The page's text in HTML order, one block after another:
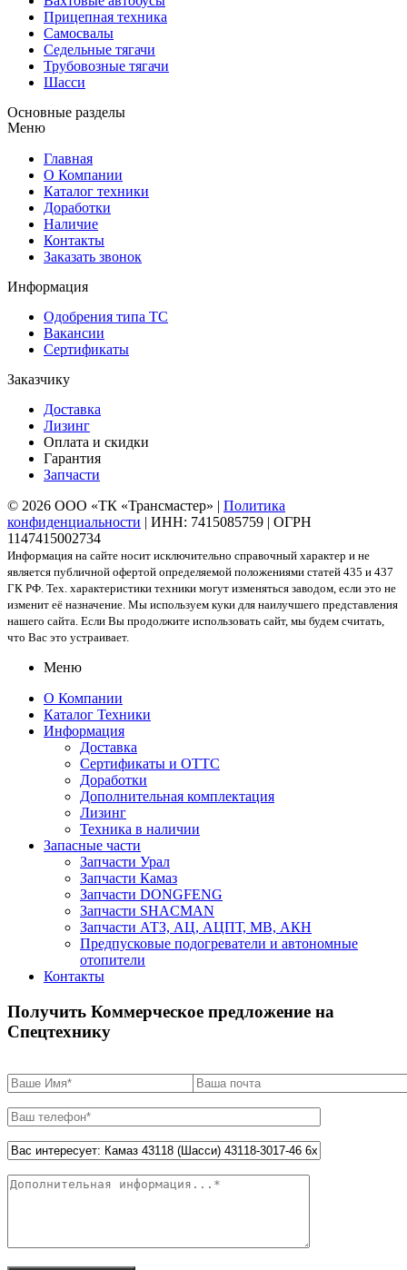
Прицепная техника
Самосвалы
Седельные тягачи
Трубовозные тягачи
Шасси
Основные разделы
Меню
Главная
О Компании
Каталог техники
Доработки
Наличие
Контакты
Заказать звонок
Информация
Одобрения типа ТС
Вакансии
Сертификаты
Заказчику
Доставка
Лизинг
Оплата и скидки
Гарантия
Запчасти
© 2026 ООО «ТК «Трансмастер» | Политика
конфиденциальности | ИНН: 7415085759 | ОГРН
1147415002734
Информация на сайте носит исключительно справочный характер и не
является публичной офертой определяемой положениями статей 435 и 437
ГК РФ. Тех. характеристики техники могут изменяться заводом, если это не
изменит её назначение. Мы используем куки для наилучшего представления
нашего сайта. Если Вы продолжите использовать сайт, мы будем считать,
что Вас это устраивает.
Меню
О Компании
Каталог Техники
Информация
Доставка
Сертификаты и ОТТС
Доработки
Дополнительная комплектация
Лизинг
Техника в наличии
Запасные части
Запчасти Урал
Запчасти Камаз
Запчасти DONGFENG
Запчасти SHACMAN
Запчасти АТЗ, АЦ, АЦПТ, МВ, АКН
Предпусковые подогреватели и автономные
отопители
Контакты
Получить Коммерческое предложение на
Спецтехнику